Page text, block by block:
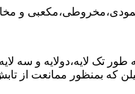
و
تک لایه،دولایه و سه
که بمنظور ممانعت از